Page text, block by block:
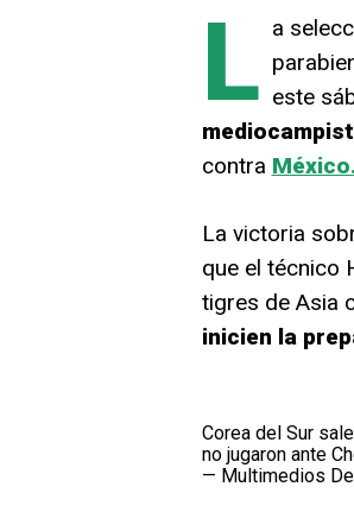
L a
este
contra México.
La victoria
que el técnico
tigres de Asia
inicien la
Corea del Sur
no jugaron ante
— Multimedios